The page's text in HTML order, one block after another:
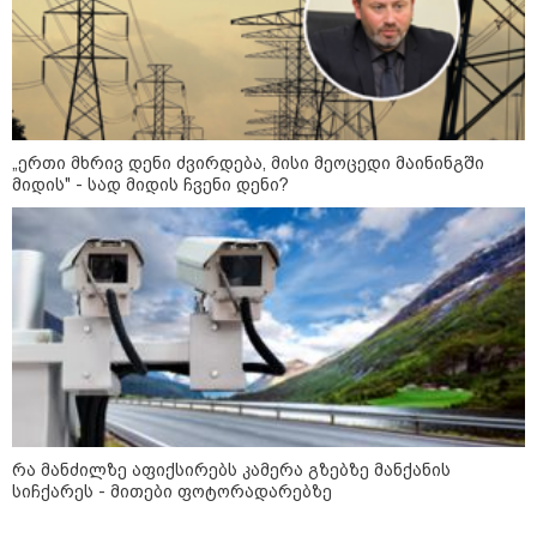
სამსახურის თანამშრომლებმა
ნაგვის მანქანაში იპოვეს
11:10 / 05-08-2026
"სირცხვილი შიგნიდან
მღრღნიდა“ - FBI-ის აგენტმა
აღიარა, რომ "მტრული ქვეყნის“
ანგარიშებიდან 1 მილიონი
დოლარი მოიპარა
კატეგორიის ყველა სიახლე
მკითხველის რჩევით
„ერთი მხრივ დენი ძვირდება, მისი მეოცედი მაინინგში
მიდის" - სად მიდის ჩვენი დენი?
რა მანძილზე აფიქსირებს კამერა გზებზე მანქანის
სიჩქარეს - მითები ფოტორადარებზე